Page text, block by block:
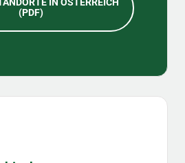
IN ÖSTERREICH
(PDF)